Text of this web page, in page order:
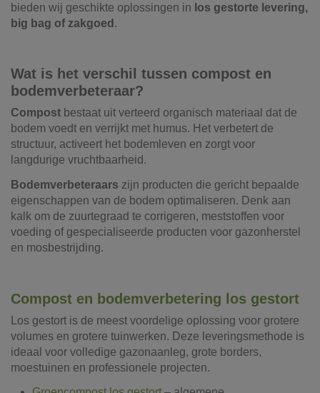
bieden wij geschikte oplossingen in los gestorte levering,
big bag of zakgoed .
Wat is het verschil tussen compost en
bodemverbeteraar?
Compost bestaat uit verteerd organisch materiaal dat de
bodem voedt en verrijkt met humus. Het verbetert de
structuur, activeert het bodemleven en zorgt voor
langdurige vruchtbaarheid.
Bodemverbeteraars zijn producten die gericht bepaalde
eigenschappen van de bodem optimaliseren. Denk aan
kalk om de zuurtegraad te corrigeren, meststoffen voor
voeding of gespecialiseerde producten voor gazonherstel
en mosbestrijding.
Compost en bodemverbetering los gestort
Los gestort is de meest voordelige oplossing voor grotere
volumes en grotere tuinwerken. Deze leveringsmethode is
ideaal voor volledige gazonaanleg, grote borders,
moestuinen en professionele projecten.